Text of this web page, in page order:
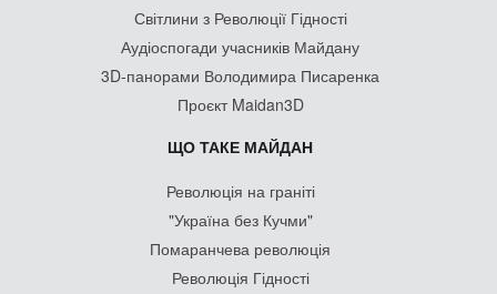
Світлини з Революції Гідності
Аудіоспогади учасників Майдану
3D-панорами Володимира Писаренка
Проєкт Maidan3D
ЩО ТАКЕ МАЙДАН
Революція на граніті
"Україна без Кучми"
Помаранчева революція
Революція Гідності